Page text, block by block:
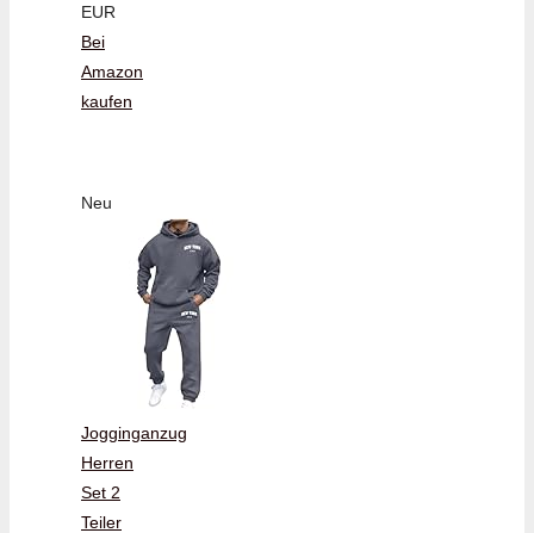
EUR
Bei
Amazon
kaufen
Neu
Jogginganzug
Herren
Set 2
Teiler